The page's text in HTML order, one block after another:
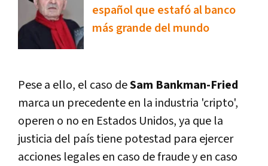
español que estafó al banco
más grande del mundo
Pese a ello, el caso deSam Bankman-Fried
marca un precedente en la industria 'cripto',
operen o no en Estados Unidos, ya que la
justicia del país tiene potestad para ejercer
acciones legales en caso de fraude y en caso